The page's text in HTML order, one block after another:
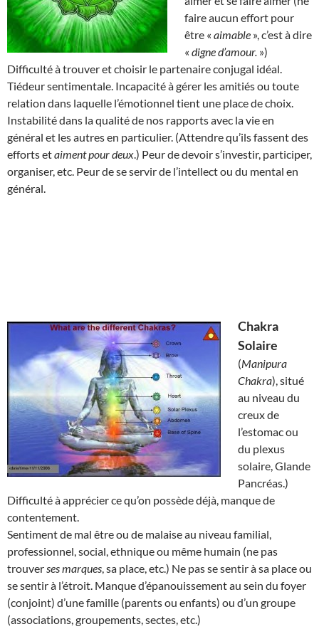
faire aucun effort pour
être « aimable », c’est à dire
« digne d’amour. »)
Difficulté à trouver et choisir le partenaire conjugal idéal.
Tiédeur sentimentale. Incapacité à gérer les amitiés ou toute
relation dans laquelle l’émotionnel tient une place de choix.
Instabilité dans la qualité de nos rapports avec la vie en
général et les autres en particulier. (Attendre qu’ils fassent des
efforts etaiment pour deux.) Peur de devoir s’investir, participer,
organiser, etc. Peur de se servir de l’intellect ou du mental en
général.
Chakra
Solaire
(Manipura
Chakra), situé
au niveau du
creux de
l’estomac ou
du plexus
solaire, Glande
Pancréas.)
Difficulté à apprécier ce qu’on possède déjà, manque de
contentement.
Sentiment de mal être ou de malaise au niveau familial,
professionnel, social, ethnique ou même humain (ne pas
trouverses marques, sa place, etc.) Ne pas se sentir à sa place ou
se sentir à l’étroit. Manque d’épanouissement au sein du foyer
(conjoint) d’une famille (parents ou enfants) ou d’un groupe
(associations, groupements, sectes, etc.)